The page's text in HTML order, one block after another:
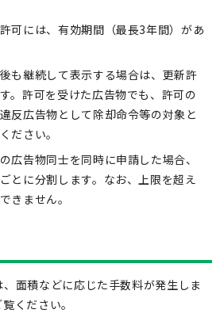
可には、有効期間（最長3年間）があ
も継続して表示する場合は、更新許
。許可を受けた広告物でも、許可の
反広告物として除却命令等の対象と
ださい。
広告物同士を同時に申請した場合、
とに分割します。なお、上限を超え
きません。
面積などに応じた手数料が発生しま
ください。